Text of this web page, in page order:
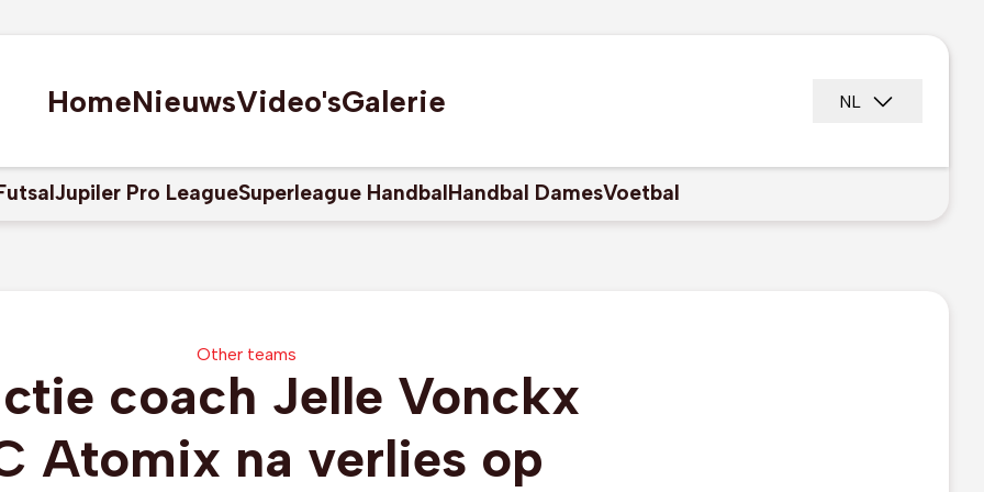
HomeNieuwsVideo'sGalerie NL
Jupiler Pro LeagueSuperleague HandbalHandbal DamesVoetbal
Other teams
coach Jelle Vonckx
Atomix na verlies op